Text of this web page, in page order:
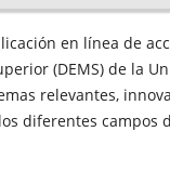
en línea de
(DEMS) de la
relevantes,
diferentes campos